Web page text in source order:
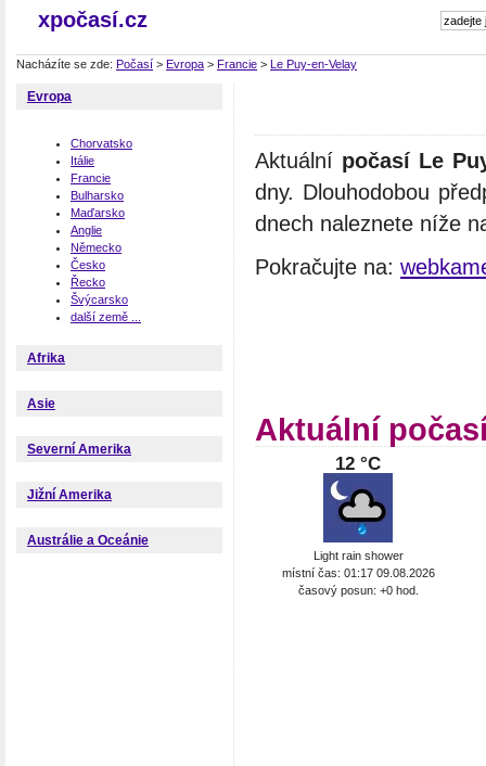
xpočasí.cz
Nacházíte se zde: Počasí > Evropa > Francie > Le Puy-en-Velay
Evropa
Chorvatsko
Itálie
Francie
Bulharsko
Maďarsko
Anglie
Německo
Česko
Řecko
Švýcarsko
další země ...
Afrika
Asie
Severní Amerika
Jižní Amerika
Austrálie a Oceánie
Aktuální počasí Le
dny. Dlouhodobou
dnech naleznete níže
Pokračujte na:
Aktuální
12 °C
Light rain shower
místní čas: 01:17 09.08.2026
časový posun: +0 hod.